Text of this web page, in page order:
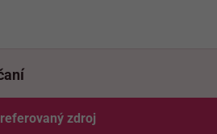
zdroj
Odzadu, odkaz sa otvorí v novom okne